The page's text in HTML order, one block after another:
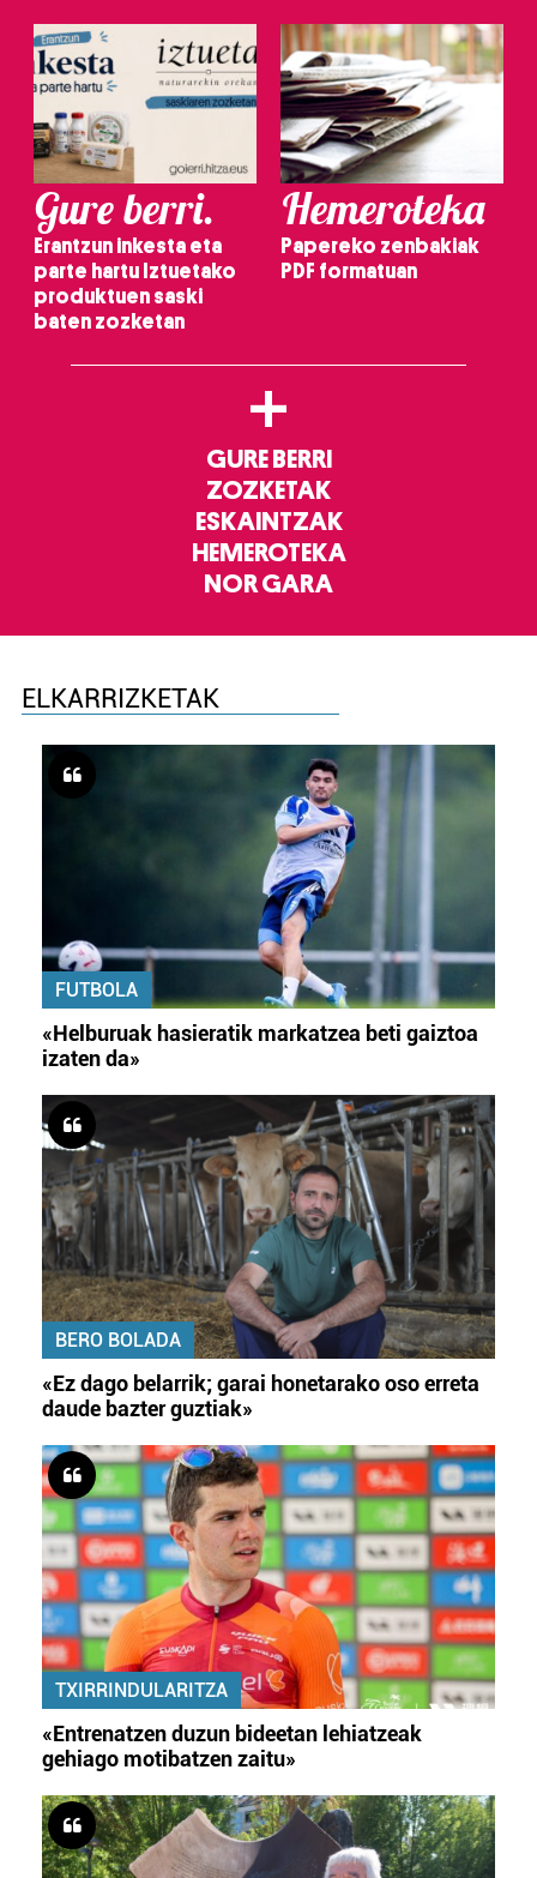
Gure berri.
Erantzun inkesta eta
parte hartu Iztuetako
produktuen saski
baten zozketan
Hemeroteka
Papereko zenbakiak
PDF formatuan
+
GURE BERRI
ZOZKETAK
ESKAINTZAK
HEMEROTEKA
NOR GARA
ELKARRIZKETAK
FUTBOLA
«Helburuak hasieratik markatzea beti gaiztoa
izaten da»
BERO BOLADA
«Ez dago belarrik; garai honetarako oso erreta
daude bazter guztiak»
TXIRRINDULARITZA
«Entrenatzen duzun bideetan lehiatzeak
gehiago motibatzen zaitu»